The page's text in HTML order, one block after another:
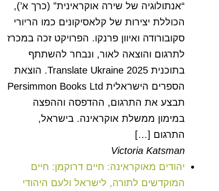
“אנתולוגיה של שירה אוקראינית” (כרך א’),
הכוללת יצירות של קלאסיקונים כמו הריורי
סקובורודה ואיוון פרנקו. הפרויקט זכה במכרז
לתרגום והוצאה לאור, ונבחר להשתתף
בתוכנית Translate Ukraine 2025. הוצאת
הספרים הישראלית Persimmon Books Ltd
תבצע את התרגום, ההדפסה וההפצה
במימון ממשלת אוקראינה. בישראל,
התרגום […]
Victoria Katsman
יהודים מאוקראינה: חיים דרוקמן: חיים
המוקדשים לתורה, לישראל ולעם היהודי